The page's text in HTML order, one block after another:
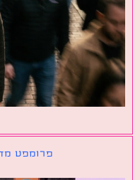
פרומפט מדגמנת